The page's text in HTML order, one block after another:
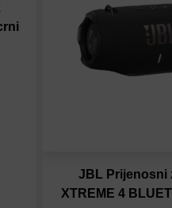
JBL Prijenosni
XTREME 4